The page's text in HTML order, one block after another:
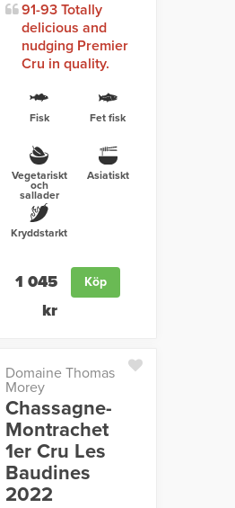
91-93 Totally
delicious and
nudging Premier
Cru in quality.
Fisk Fet fisk
Vegetariskt
och
sallader
Asiatiskt
Kryddstarkt
1 045
kr
Köp
Domaine Thomas
Morey
Chassagne-
Montrachet
1er Cru Les
Baudines
2022